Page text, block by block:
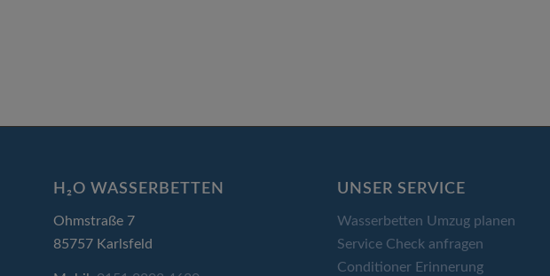
H₂O WASSERBETTEN
Ohmstraße 7
85757 Karlsfeld
UNSER SERVICE
Wasserbetten Umzug planen
Service Check anfragen
Conditioner Erinnerung